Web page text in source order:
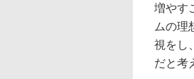
増やす
ムの理
視をし
だと考